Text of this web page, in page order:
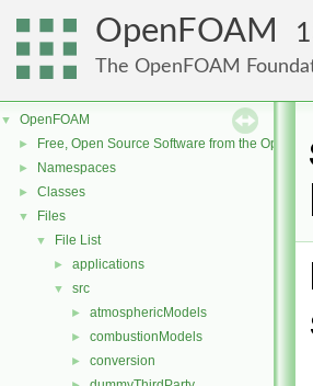
OpenFOAM
The OpenFOAM
▼ OpenFOAM
► Free, Open Source Software from the
► Namespaces
► Classes
▼ Files
▼ File List
► applications
▼ src
► atmosphericModels
► combustionModels
► conversion